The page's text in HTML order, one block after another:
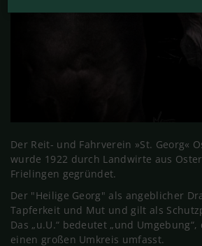
Der Reit- und Fahrverein »St. Georg«
wurde 1922 durch Landwirte aus
Frielingen gegründet.
Der "Heilige Georg" als angeblicher
Tapferkeit und Mut und gilt als
Das „u.U.“ bedeutet „und
einen großen Umkreis umfasst.